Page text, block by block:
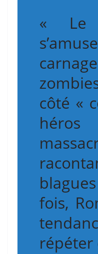
« Le
côté «
fois,
répéter